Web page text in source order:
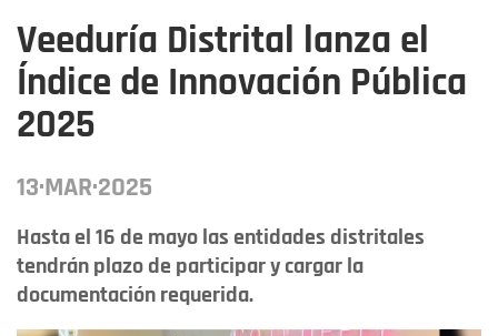
Veeduría Distrital lanza el
Índice de Innovación Pública
2025
13·MAR·2025
Hasta el 16 de mayo las entidades distritales
tendrán plazo de participar y cargar la
documentación requerida.